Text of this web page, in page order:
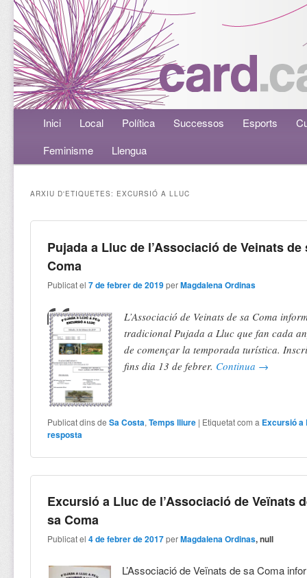
Menú principalAneu al contingut principal
Aneu al contingut secundari
Inici Local Política Successos Esports
Feminisme
Llengua
ARXIU D'ETIQUETES: EXCURSIÓ A LLUC
Pujada a Lluc de l’Associació de Veinats de
Coma
Publicat el7 de febrer de 2019 perMagdalena Ordinas
L’Associació de Veinats de sa Coma
tradicional Pujada a Lluc que fan cada
de començar la temporada turística.
fins dia 13 de febrer. Continua →
Publicat dins de Sa Costa,Temps lliure | Etiquetat com a Excursió a
resposta
Excursió a Lluc de l’Associació de Veïnats
sa Coma
Publicat el4 de febrer de 2017 perMagdalena Ordinas, null
L’Associació de Veïnats de sa Coma